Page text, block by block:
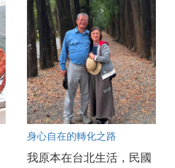
身心自在的轉化之路
我原本在台北生活，民國